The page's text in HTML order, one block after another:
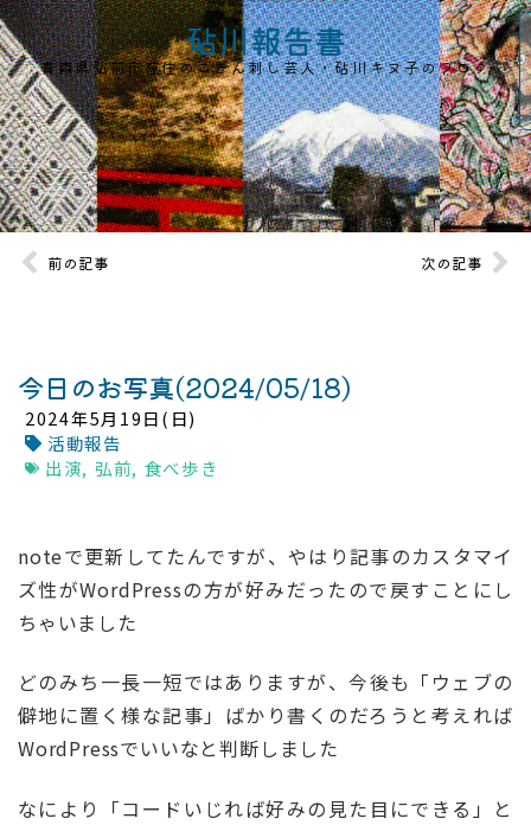
砧川報告書
青森県弘前市在住のこぎん刺し芸人・砧川キヌ子のブログ
前の記事 次の記事
今日のお写真(2024/05/18)
2024年5月19日(日)
活動報告
出演, 弘前, 食べ歩き
noteで更新してたんですが、やはり記事のカスタマイ
ズ性がWordPressの方が好みだったので戻すことにし
ちゃいました
どのみち一長一短ではありますが、今後も「ウェブの
僻地に置く様な記事」ばかり書くのだろうと考えれば
WordPressでいいなと判断しました
なにより「コードいじれば好みの見た目にできる」と